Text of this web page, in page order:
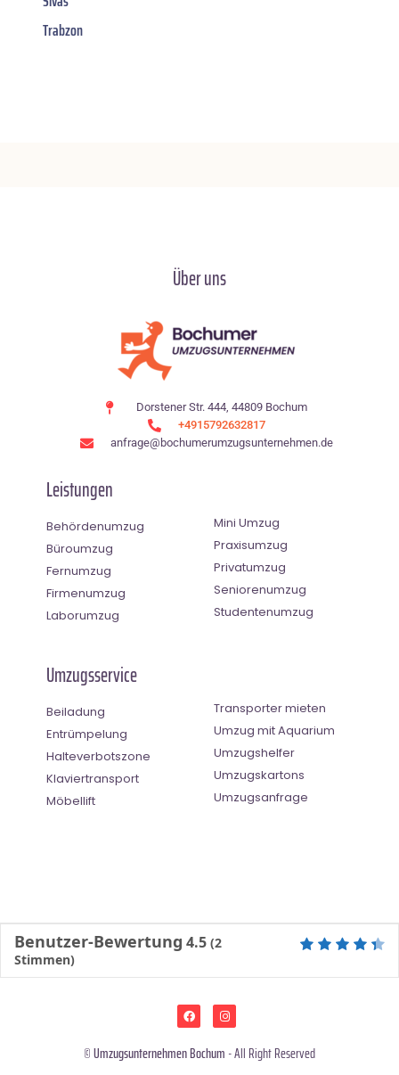
Trabzon
Über uns
Dorstener Str. 444, 44809 Bochum
+4915792632817
anfrage@bochumerumzugsunternehmen.de
Leistungen
Behördenumzug
Büroumzug
Fernumzug
Firmenumzug
Laborumzug
Mini Umzug
Praxisumzug
Privatumzug
Seniorenumzug
Studentenumzug
Umzugsservice
Beiladung
Entrümpelung
Halteverbotszone
Klaviertransport
Möbellift
Transporter mieten
Umzug mit Aquarium
Umzugshelfer
Umzugskartons
Umzugsanfrage
Benutzer-Bewertung 4.5 (2
Stimmen)
©Umzugsunternehmen Bochum - All Right Reserved